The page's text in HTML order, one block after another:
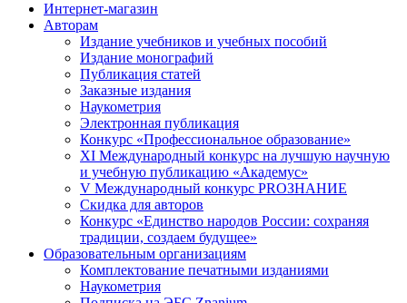
Интернет-магазин
Авторам
Издание учебников и учебных пособий
Издание монографий
Публикация статей
Заказные издания
Наукометрия
Электронная публикация
Конкурс «Профессиональное образование»
XI Международный конкурс на лучшую научную
и учебную публикацию «Академус»
V Международный конкурс PROЗНАНИЕ
Скидка для авторов
Конкурс «Единство народов России: сохраняя
традиции, создаем будущее»
Образовательным организациям
Комплектование печатными изданиями
Наукометрия